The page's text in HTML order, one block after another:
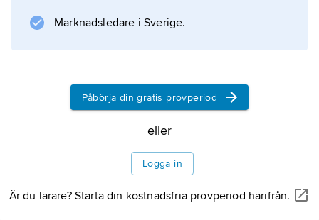
specialister.
Information om artikeln
Marknadsledare i Sverige.
Påbörja din gratis provperiod
eller
Logga in
Är du lärare? Starta din kostnadsfria provperiod härifrån.